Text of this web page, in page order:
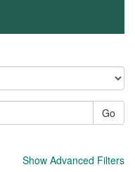
Go
Show Advanced Filters